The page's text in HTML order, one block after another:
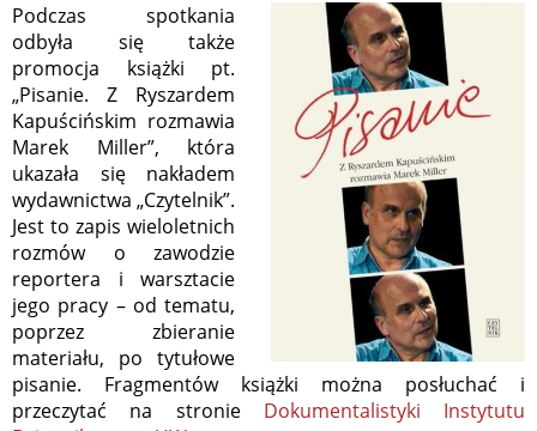
Podczas spotkania
odbyła się także
promocja książki pt.
„Pisanie. Z Ryszardem
Kapuścińskim rozmawia
Marek Miller”, która
ukazała się nakładem
wydawnictwa „Czytelnik”.
Jest to zapis wieloletnich
rozmów o zawodzie
reportera i warsztacie
jego pracy – od tematu,
poprzez zbieranie
materiału, po tytułowe
pisanie. Fragmentów książki można posłuchać i
przeczytać na stronie Dokumentalistyki Instytutu